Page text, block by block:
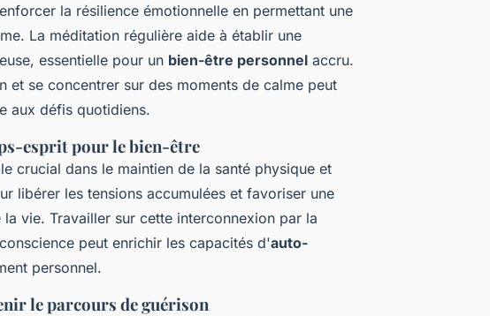
la résilience émotionnelle en permettant une
La méditation régulière aide à établir une
essentielle pour un bien-être personnel accru.
et se concentrer sur des moments de calme peut
aux défis quotidiens.
esprit pour le bien-être
crucial dans le maintien de la santé physique et
libérer les tensions accumulées et favoriser une
vie. Travailler sur cette interconnexion par la
peut enrichir les capacités d'auto-
personnel.
le parcours de guérison